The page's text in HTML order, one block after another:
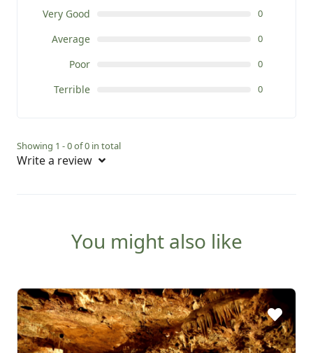
Very Good 0
Average 0
Poor 0
Terrible 0
Showing 1 - 0 of 0 in total
Write a review
You might also like